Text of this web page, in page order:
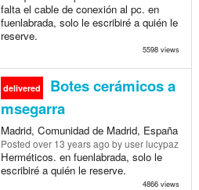
falta el cable de conexión al pc. en
fuenlabrada, solo le escribiré a quién le
reserve.
5598 views
delivered
Botes cerámicos a
msegarra
Madrid, Comunidad de Madrid, España
Posted over 13 years ago by user lucypaz
Herméticos. en fuenlabrada, solo le
escribiré a quién le reserve.
4866 views